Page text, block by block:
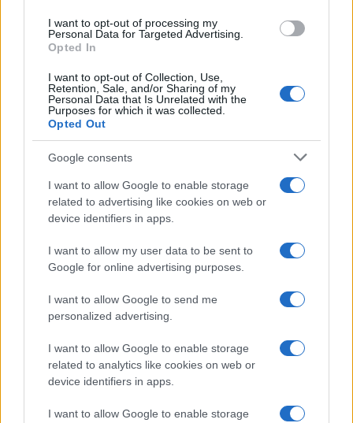
I want to opt-out of processing my
Personal Data for Targeted Advertising.
Opted In
I want to opt-out of Collection, Use,
Retention, Sale, and/or Sharing of my
Personal Data that Is Unrelated with the
Purposes for which it was collected.
Opted Out
Google consents
I want to allow Google to enable storage
related to advertising like cookies on web or
device identifiers in apps.
I want to allow my user data to be sent to
Google for online advertising purposes.
I want to allow Google to send me
personalized advertising.
I want to allow Google to enable storage
related to analytics like cookies on web or
device identifiers in apps.
I want to allow Google to enable storage
Plano de governo de Lula: soberania, investimentos e reforma
tributária
NÃO CLASSIFICADO
Redução histórica do desmatamento na Amazônia entre agosto
Beatriz Almeida · 7 ago 2026
NÃO CLASSIFICADO